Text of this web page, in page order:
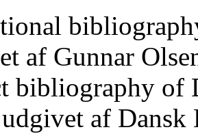
af Gunnar
bibliography of
af